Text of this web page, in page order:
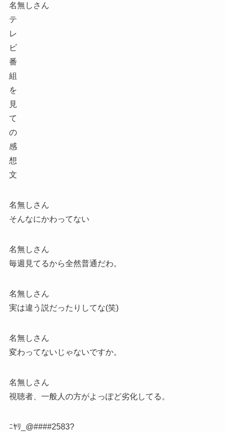
名無しさん
テ
レ
ビ
番
組
を
見
て
の
感
想
文
名無しさん
そんなにかわってない
名無しさん
毎週見てるから全然普通だわ。
名無しさん
実は違う説だったりしてな(笑)
名無しさん
変わってないじゃないですか。
名無しさん
視聴者、一般人の方がよっぽど劣化してる。
ﾆﾔﾘ_@####2583?